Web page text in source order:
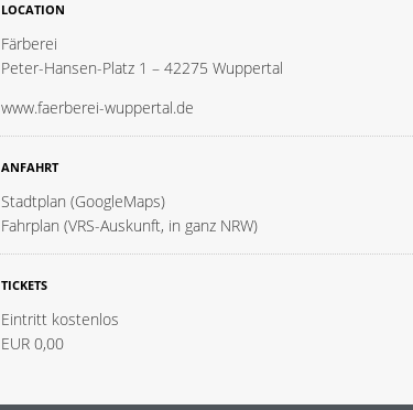
LOCATION
Färberei
Peter-Hansen-Platz 1 – 42275 Wuppertal
www.faerberei-wuppertal.de
ANFAHRT
Stadtplan (GoogleMaps)
Fahrplan (VRS-Auskunft, in ganz NRW)
TICKETS
Eintritt kostenlos
EUR 0,00